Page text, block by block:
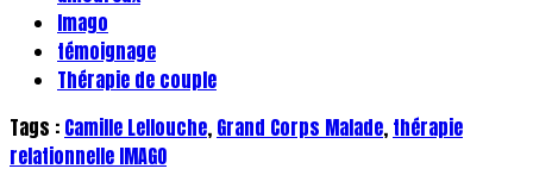
Imago
témoignage
Thérapie de couple
Tags : Camille Lellouche, Grand Corps Malade, thérapie
relationnelle IMAGO